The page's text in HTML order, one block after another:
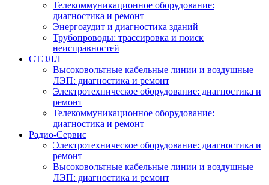
Телекоммуникационное оборудование:
диагностика и ремонт
Энергоаудит и диагностика зданий
Трубопроводы: трассировка и поиск
неисправностей
СТЭЛЛ
Высоковольтные кабельные линии и воздушные
ЛЭП: диагностика и ремонт
Электротехническое оборудование: диагностика и
ремонт
Телекоммуникационное оборудование:
диагностика и ремонт
Радио-Cервис
Электротехническое оборудование: диагностика и
ремонт
Высоковольтные кабельные линии и воздушные
ЛЭП: диагностика и ремонт